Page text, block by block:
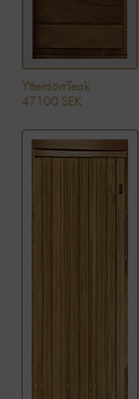
YtterdörrTeak
47100 SEK